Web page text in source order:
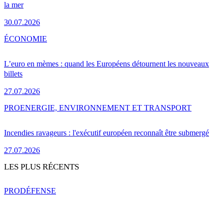
la mer
30.07.2026
L’euro en mèmes : quand les Européens détournent les nouveaux
billets
27.07.2026
ÉCONOMIE
Incendies ravageurs : l'exécutif européen reconnaît être submergé
27.07.2026
PROENERGIE, ENVIRONNEMENT ET TRANSPORT
LES PLUS RÉCENTS
PRODÉFENSE